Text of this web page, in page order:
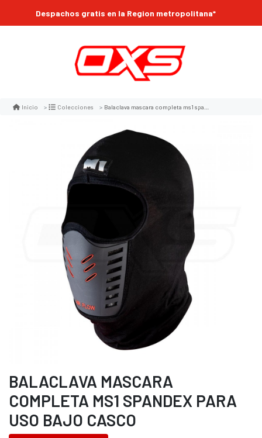
Despachos gratis en la Region metropolitana*
Inicio Colecciones Balaclava mascara completa ms1 spandex para uso bajo casco
BALACLAVA MASCARA
COMPLETA MS1 SPANDEX PARA
USO BAJO CASCO